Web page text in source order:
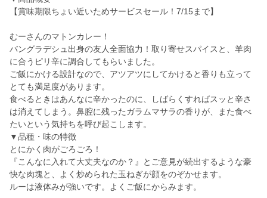
【賞味期限ちょい近いためサービスセール！7/15まで】
むーさんのマトンカレー！
バングラデシュ出身の友人全面協力！取り寄せスパイスと、羊肉
に合うピリ辛に調合してもらいました。
ご飯にかける設計なので、アツアツにしてかけると香りも立って
とても満足度があります。
食べるときはあんなに辛かったのに、しばらくすればスッと辛さ
は消えてしまう。鼻腔に残ったガラムマサラの香りが、また食べ
たいという気持ちを呼び起こします。
▼品種・味の特徴
とにかく肉がごろごろ！
『こんなに入れて大丈夫なのか？』とご意見が続出するような豪
快な肉塊と、よく炒められた玉ねぎが顔をのぞかせます。
ルーは液体みが強いです。よくご飯にからみます。